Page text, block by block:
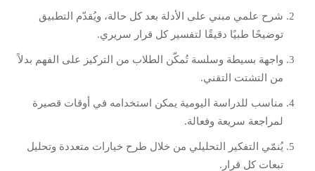
شرح علمي مبني على الأدلة بعد كل حالة، ويُقدّم التطبيق
توضيحًا طبيًا دقيقًا لتفسير كل قرار سريري.
واجهة بسيطة وسلسة تُمكّن الطلاب من التركيز على الفهم بدلاً
من التشتت التقني.
مناسب للدراسة اليومية يمكن استخدامه في أوقات قصيرة
لمراجعة سريعة وفعالة.
يُنمّي التفكير التحليلي من خلال طرح خيارات متعددة وتحليل
تبعات كل قرار.